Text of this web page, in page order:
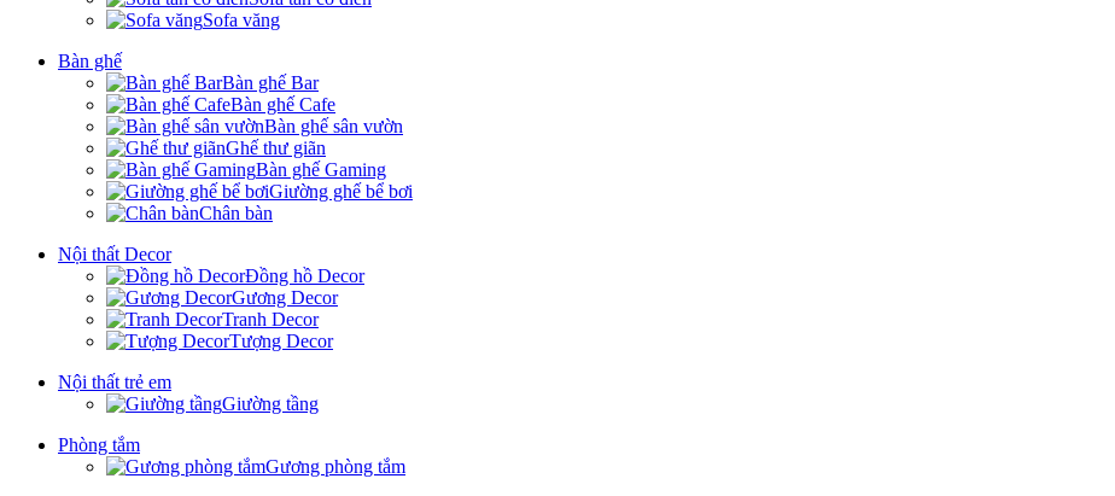
Sofa văng
Bàn ghế
Bàn ghế Bar
Bàn ghế Cafe
Bàn ghế sân vườn
Ghế thư giãn
Bàn ghế Gaming
Giường ghế bể bơi
Chân bàn
Nội thất Decor
Đồng hồ Decor
Gương Decor
Tranh Decor
Tượng Decor
Nội thất trẻ em
Giường tầng
Phòng tắm
Gương phòng tắm